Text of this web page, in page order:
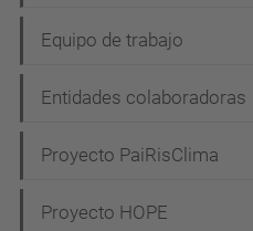
g
a
i
ó
Equipo de trabajo
Entidades colaboradoras
Proyecto PaiRisClima
Proyecto HOPE